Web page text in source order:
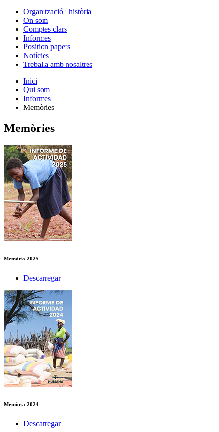
Organització i història
On som
Comptes clars
Informes
Position papers
Notícies
Treballa amb nosaltres
Inici
Qui som
Informes
Memòries
Memòries
Memòria 2025
Descarregar
Memòria 2024
Descarregar